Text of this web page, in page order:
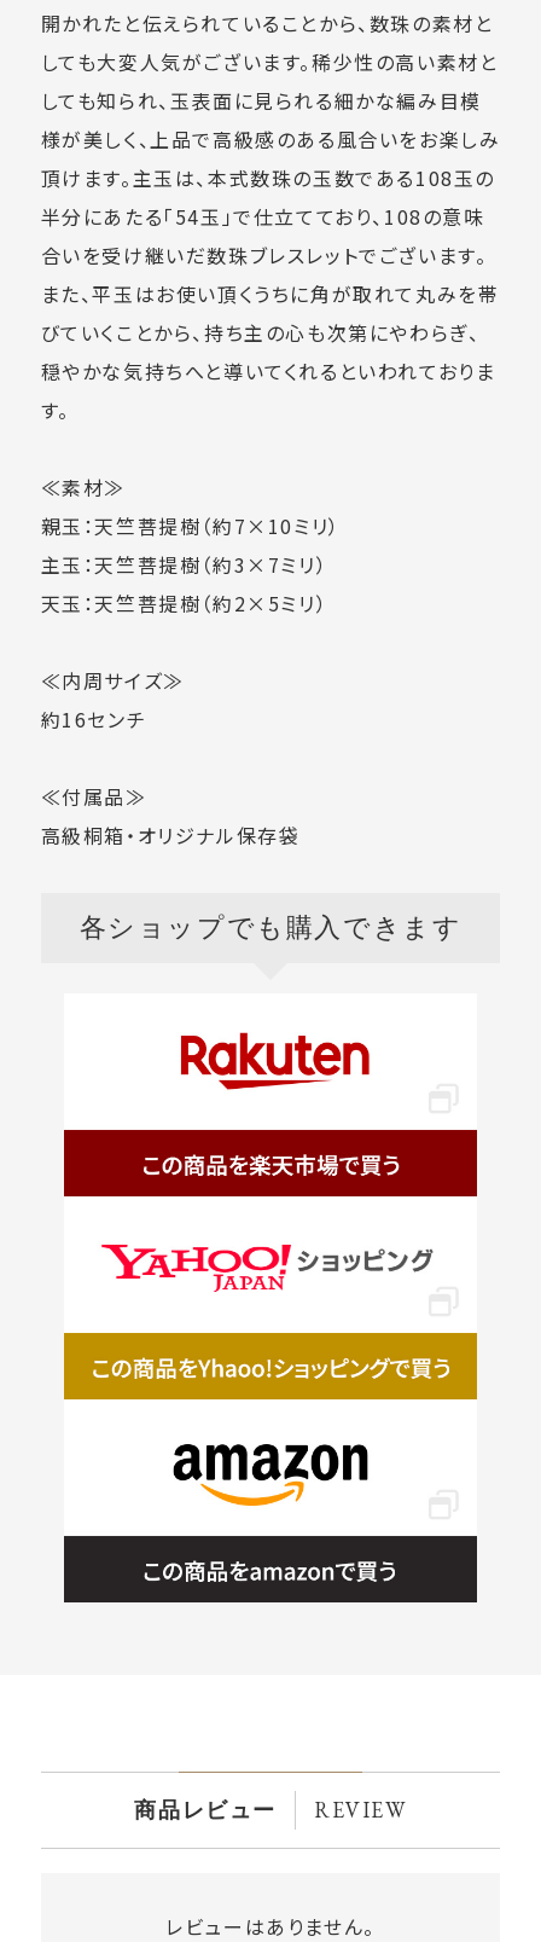
開かれたと伝えられていることから、数珠の素材と
しても大変人気がございます。稀少性の高い素材と
しても知られ、玉表面に見られる細かな編み目模
様が美しく、上品で高級感のある風合いをお楽しみ
頂けます。主玉は、本式数珠の玉数である108玉の
半分にあたる「54玉」で仕立てており、108の意味
合いを受け継いだ数珠ブレスレットでございます。
また、平玉はお使い頂くうちに角が取れて丸みを帯
びていくことから、持ち主の心も次第にやわらぎ、
穏やかな気持ちへと導いてくれるといわれておりま
す。
≪素材≫
親玉：天竺菩提樹（約7×10ミリ）
主玉：天竺菩提樹（約3×7ミリ）
天玉：天竺菩提樹（約2×5ミリ）
≪内周サイズ≫
約16センチ
≪付属品≫
高級桐箱・オリジナル保存袋
各ショップでも購入できます
商品レビュー REVIEW
レビューはありません。